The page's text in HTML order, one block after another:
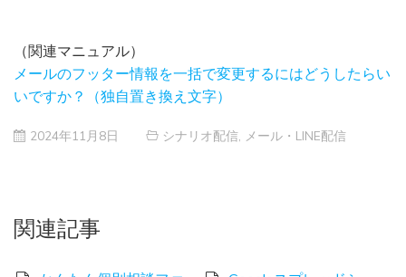
（関連マニュアル）
メールのフッター情報を一括で変更するにはどうしたらい
いですか？（独自置き換え文字）
2024年11月8日 シナリオ配信 メール・LINE配信
関連記事